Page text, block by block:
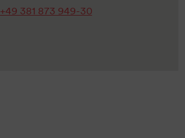
+49 381 873 949-30